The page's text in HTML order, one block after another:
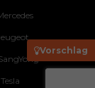
Vorschlag
Tesla